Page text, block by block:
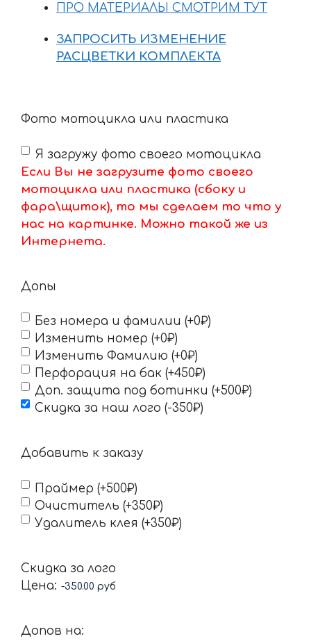
ПРО МАТЕРИАЛЫ СМОТРИМ ТУТ
ЗАПРОСИТЬ ИЗМЕНЕНИЕ
РАСЦВЕТКИ КОМПЛЕКТА
Фото мотоцикла или пластика
Я загружу фото своего мотоцикла
Если Вы не загрузите фото своего
мотоцикла или пластика (сбоку и
фара\щиток), то мы сделаем то что у
нас на картинке. Можно такой же из
Интернета.
Допы
Без номера и фамилии (+0₽)
Изменить номер (+0₽)
Изменить Фамилию (+0₽)
Перфорация на бак (+450₽)
Доп. защита под ботинки (+500₽)
Скидка за наш лого (-350₽)
Добавить к заказу
Праймер (+500₽)
Очиститель (+350₽)
Удалитель клея (+350₽)
Скидка за лого
Цена:
Допов на: